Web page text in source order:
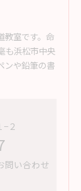
教室です。命
も浜松市中央
ンや鉛筆の書
２
問い合わせ